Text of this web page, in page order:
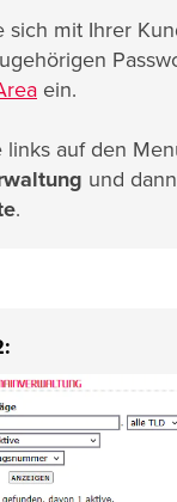
sich mit Ihrer
ein.
links auf den
und
.